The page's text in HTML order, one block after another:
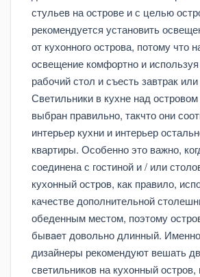
стульев на острове и с целью
рекомендуется установить
от кухонного острова, потому что
освещение комфортно и используя
рабочий стол и съесть завтрак
Светильники в кухне над
выбран правильно, такчто они
интерьер кухни и интерьер
квартиры. Особенно это важно,
соединена с гостиной и / или
кухонный остров, как правило,
качестве дополнительной
обеденным местом, поэтому
бывaeт довольно длинный.
дизайнеры рекомендуют вешать
светильников на кухонный остров,